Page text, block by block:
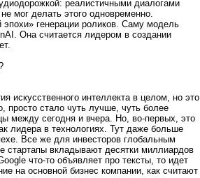
реалистичными диалогами
мог делать этого одновременно.
генерации роликов. Саму модель
Она считается лидером в создании
искусственного интеллекта в целом, но это
стало чуть лучше, чуть более
между сегодня и вчера. Но, во-первых, это
лидера в технологиях. Тут даже больше
Все же для инвесторов глобальным
стартапы вкладывают десятки миллиардов
что-то объявляет про тексты, то идет
на основной бизнес компании, как считают